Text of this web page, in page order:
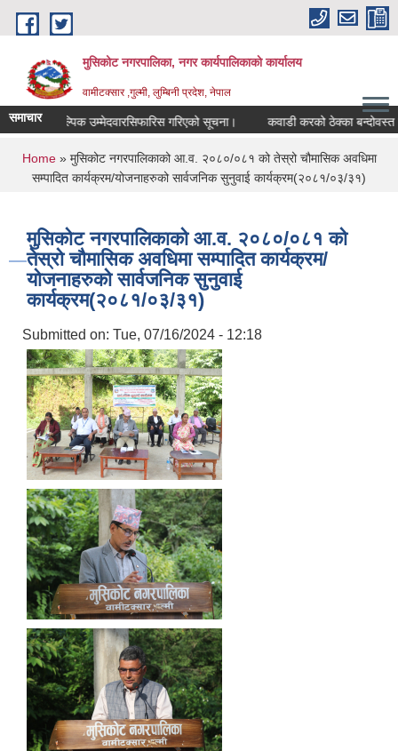
Skip to main content
मुसिकोट नगरपालिका, नगर कार्यपालिकाकाे कार्यालय
वामीटक्सार ,गुल्मी, लुम्बिनी प्रदेश, नेपाल
समाचार
वैकल्पिक उम्मेदवारसिफारिस गरिएको सूचना। कवाडी करको ठेक्का बन्दोवस्त सम्बन्धी
You are here
Home» मुसिकोट नगरपालिकाको आ.व. २०८०/०८१ को तेस्रो चौमासिक अवधिमा
सम्पादित कार्यक्रम/योजनाहरुको सार्वजनिक सुनुवाई कार्यक्रम(२०८१/०३/३१)
मुसिकोट नगरपालिकाको आ.व. २०८०/०८१ को
तेस्रो चौमासिक अवधिमा सम्पादित कार्यक्रम/
योजनाहरुको सार्वजनिक सुनुवाई
कार्यक्रम(२०८१/०३/३१)
Submitted on: Tue, 07/16/2024 - 12:18